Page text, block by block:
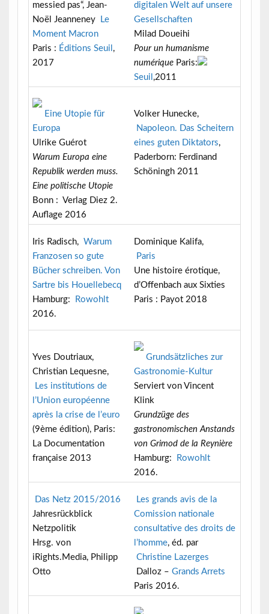
messied pas“, Jean-
Noël Jeanneney
Le
Moment Macron
Paris : Éditions Seuil ,
2017
digitalen Welt auf unsere
Gesellschaften
Milad Doueihi
Pour un humanisme
numérique Paris:
Seuil ,2011
Eine Utopie für
Europa
Ulrike Guérot
Warum Europa eine
Republik werden muss.
Eine politische Utopie
Bonn : Verlag Diez 2.
Auflage 2016
Volker Hunecke,
Napoleon. Das Scheitern
eines guten Diktators,
Paderborn: Ferdinand
Schöningh 2011
Iris Radisch, Warum
Franzosen so gute
Bücher schreiben. Von
Sartre bis Houellebecq
Hamburg:
Rowohlt
2016.
Dominique Kalifa,
Paris
Une histoire érotique,
d’Offenbach aux Sixties
Paris : Payot 2018
Yves Doutriaux,
Christian Lequesne,
Les institutions de
l’Union européenne
après la crise de l’euro
(9ème édition), Paris:
La Documentation
française 2013
Grundsätzliches zur
Gastronomie-Kultur
Serviert von Vincent
Klink
Grundzüge des
gastronomischen Anstands
von Grimod de la Reynière
Hamburg:
Rowohlt
2016.
Das Netz 2015/2016
Jahresrückblick
Netzpolitik
Hrsg. von
iRights.Media, Philipp
Otto
Les grands avis de la
Comission nationale
consultative des droits de
l’homme, éd. par
Christine Lazerges
Dalloz – Grands Arrets
Paris 2016.